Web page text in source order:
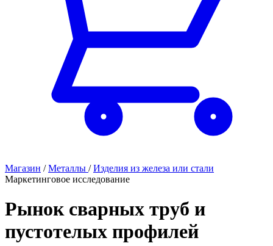
Магазин / Металлы / Изделия из железа или стали
Маркетинговое исследование
Рынок сварных труб и
пустотелых профилей